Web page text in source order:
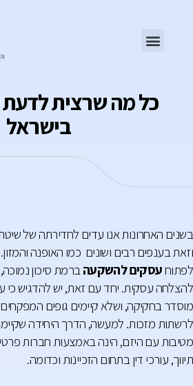
כל מה שרצית לדעת
בישראל
בשנים האחרונות אנו עדים לחדירתה של
וזאת בענפים רבים ושונים כמו האופנה
לפתוחעסקים להשקעהברמת סיכון נמוכה,
להצלחה עסקית. יחד עם זאת, יש להדגיש כי
מוסדר בחקיקה, ושלא קיימים גופים
לרשתות מזכות. למעשה, הדרך היחידה
מטיבות עם היזם, הינה באמצעות חברות
תיווך, עורכי דין בתחום הזכיינות וכדומה.